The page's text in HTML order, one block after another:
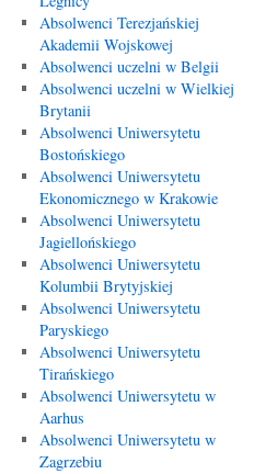
Absolwenci Terezjańskiej
Akademii Wojskowej
Absolwenci uczelni w Belgii
Absolwenci uczelni w Wielkiej
Brytanii
Absolwenci Uniwersytetu
Bostońskiego
Absolwenci Uniwersytetu
Ekonomicznego w Krakowie
Absolwenci Uniwersytetu
Jagiellońskiego
Absolwenci Uniwersytetu
Kolumbii Brytyjskiej
Absolwenci Uniwersytetu
Paryskiego
Absolwenci Uniwersytetu
Tirańskiego
Absolwenci Uniwersytetu w
Aarhus
Absolwenci Uniwersytetu w
Zagrzebiu